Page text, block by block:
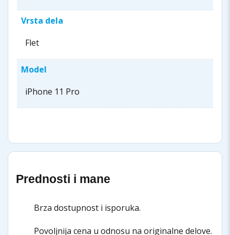
Vrsta dela
Flet
Model
iPhone 11 Pro
Prednosti i mane
Brza dostupnost i isporuka.
Povoljnija cena u odnosu na originalne delove.